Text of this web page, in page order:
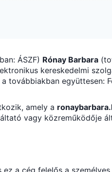
ÁSZF) Rónay Barbara
kereskedelmi
továbbiakban együttesen:
amely a
vagy közreműködője
ez a cég felelős a